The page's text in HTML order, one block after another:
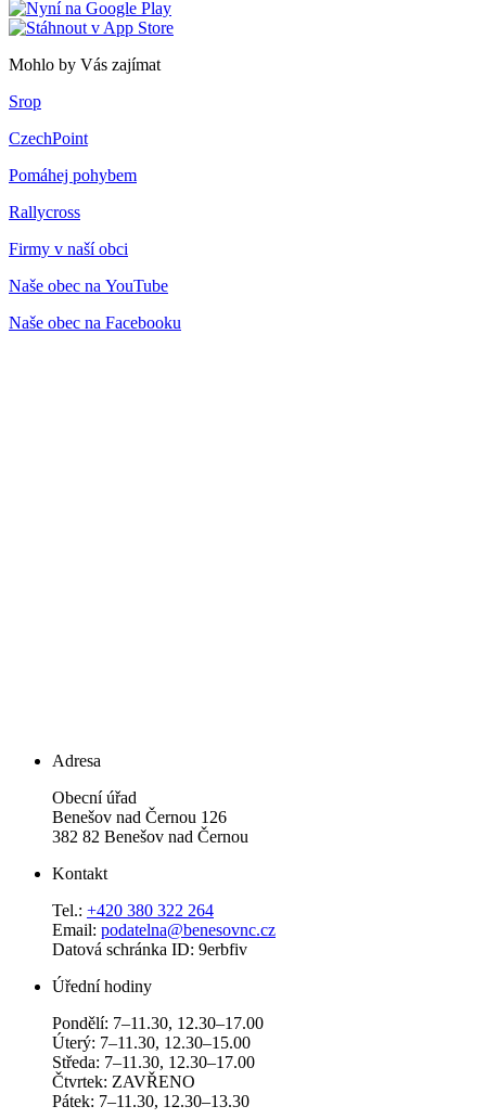
Mohlo by Vás zajímat
Srop
CzechPoint
Pomáhej pohybem
Rallycross
Firmy v naší obci
Naše obec na YouTube
Naše obec na Facebooku
Adresa
Obecní úřad
Benešov nad Černou 126
382 82 Benešov nad Černou
Kontakt
Tel.: +420 380 322 264
Email: podatelna@benesovnc.cz
Datová schránka ID: 9erbfiv
Úřední hodiny
Pondělí: 7–11.30, 12.30–17.00
Úterý: 7–11.30, 12.30–15.00
Středa: 7–11.30, 12.30–17.00
Čtvrtek: ZAVŘENO
Pátek: 7–11.30, 12.30–13.30